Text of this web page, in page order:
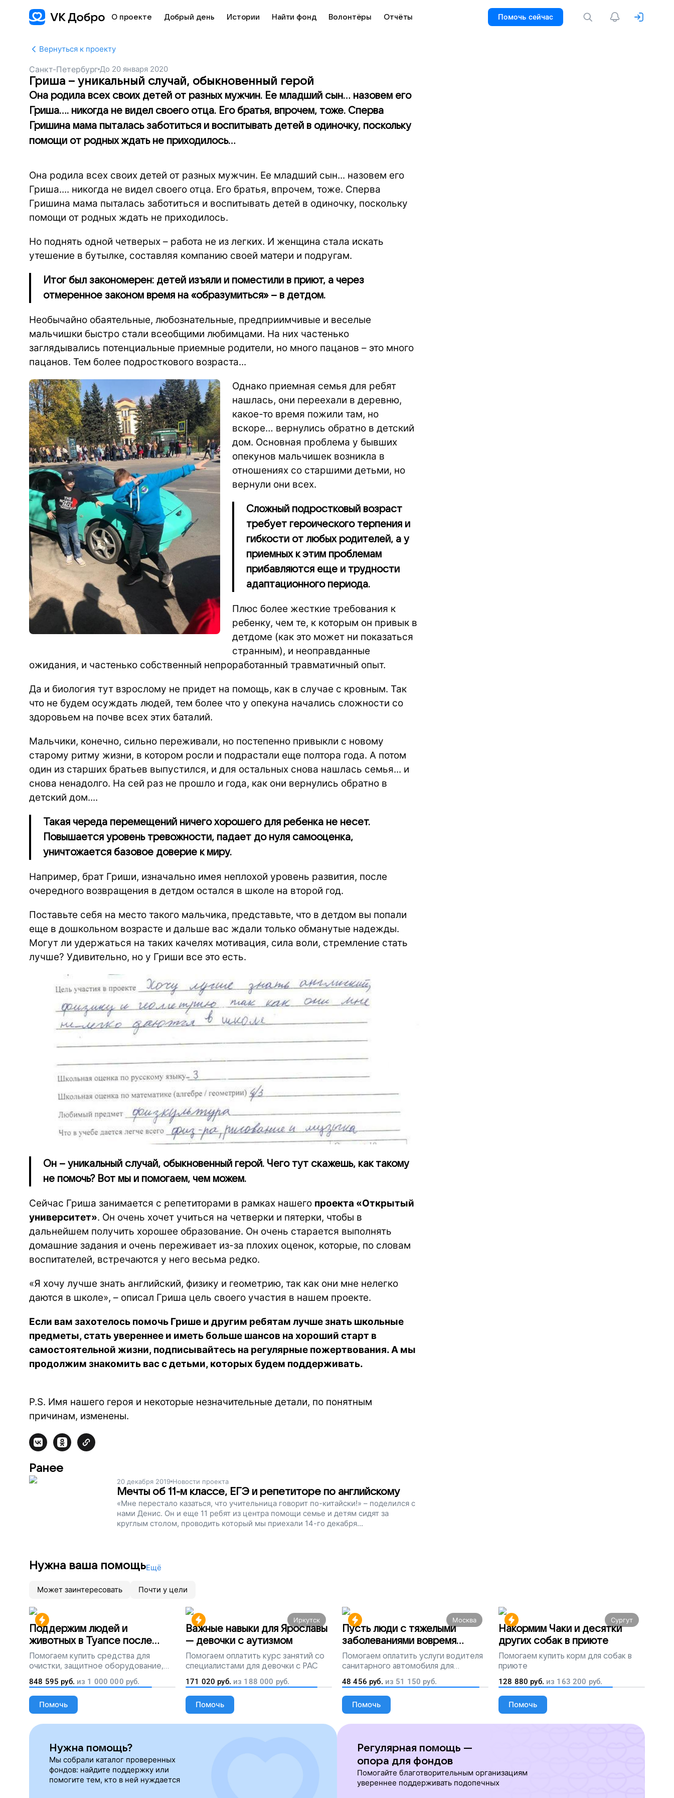
О проекте Добрый день Истории Найти фонд Волонтёры Отчёты Помочь сейчас
Вернуться к проекту
Санкт-Петербург До 20 января 2020
Гриша – уникальный случай, обыкновенный герой
Она родила всех своих детей от разных мужчин. Ее младший сын... назовем его
Гриша.... никогда не видел своего отца. Его братья, впрочем, тоже. Сперва
Гришина мама пыталась заботиться и воспитывать детей в одиночку, поскольку
помощи от родных ждать не приходилось...
Она родила всех своих детей от разных мужчин. Ее младший сын... назовем его
Гриша.... никогда не видел своего отца. Его братья, впрочем, тоже. Сперва
Гришина мама пыталась заботиться и воспитывать детей в одиночку, поскольку
помощи от родных ждать не приходилось.
Но поднять одной четверых – работа не из легких. И женщина стала искать
утешение в бутылке, составляя компанию своей матери и подругам.
Итог был закономерен: детей изъяли и поместили в приют, а через
отмеренное законом время на «образумиться» – в детдом.
Необычайно обаятельные, любознательные, предприимчивые и веселые
мальчишки быстро стали всеобщими любимцами. На них частенько
заглядывались потенциальные приемные родители, но много пацанов – это много
пацанов. Тем более подросткового возраста...
Однако приемная семья для ребят
нашлась, они переехали в деревню,
какое-то время пожили там, но
вскоре… вернулись обратно в детский
дом. Основная проблема у бывших
опекунов мальчишек возникла в
отношениях со старшими детьми, но
вернули они всех.
Сложный подростковый возраст
требует героического терпения и
гибкости от любых родителей, а у
приемных к этим проблемам
прибавляются еще и трудности
адаптационного периода.
Плюс более жесткие требования к
ребенку, чем те, к которым он привык в
детдоме (как это может ни показаться
странным), и неоправданные
ожидания, и частенько собственный непроработанный травматичный опыт.
Да и биология тут взрослому не придет на помощь, как в случае с кровным. Так
что не будем осуждать людей, тем более что у опекуна начались сложности со
здоровьем на почве всех этих баталий.
Мальчики, конечно, сильно переживали, но постепенно привыкли с новому
старому ритму жизни, в котором росли и подрастали еще полтора года. А потом
один из старших братьев выпустился, и для остальных снова нашлась семья... и
снова ненадолго. На сей раз не прошло и года, как они вернулись обратно в
детский дом....
Такая череда перемещений ничего хорошего для ребенка не несет.
Повышается уровень тревожности, падает до нуля самооценка,
уничтожается базовое доверие к миру.
Например, брат Гриши, изначально имея неплохой уровень развития, после
очередного возвращения в детдом остался в школе на второй год.
Поставьте себя на место такого мальчика, представьте, что в детдом вы попали
еще в дошкольном возрасте и дальше вас ждали только обманутые надежды.
Могут ли удержаться на таких качелях мотивация, сила воли, стремление стать
лучше? Удивительно, но у Гриши все это есть.
Он – уникальный случай, обыкновенный герой. Чего тут скажешь, как такому
не помочь? Вот мы и помогаем, чем можем.
Сейчас Гриша занимается с репетиторами в рамках нашего проекта «Открытый
университет». Он очень хочет учиться на четверки и пятерки, чтобы в
дальнейшем получить хорошее образование. Он очень старается выполнять
домашние задания и очень переживает из-за плохих оценок, которые, по словам
воспитателей, встречаются у него весьма редко.
«Я хочу лучше знать английский, физику и геометрию, так как они мне нелегко
даются в школе», – описал Гриша цель своего участия в нашем проекте.
Если вам захотелось помочь Грише и другим ребятам лучше знать школьные
предметы, стать увереннее и иметь больше шансов на хороший старт в
самостоятельной жизни, подписывайтесь на регулярные пожертвования. А мы
продолжим знакомить вас с детьми, которых будем поддерживать.
P.S. Имя нашего героя и некоторые незначительные детали, по понятным
причинам, изменены.
Ранее
20 декабря 2019 Новости проекта
Мечты об 11-м классе, ЕГЭ и репетиторе по английскому
«Мне перестало казаться, что учительница говорит по-китайски!» – поделился с
нами Денис. Он и еще 11 ребят из центра помощи семье и детям сидят за
круглым столом, проводить который мы приехали 14-го декабря...
Нужна ваша помощьЕщё
Может заинтересовать Почти у цели
Поддержим людей и
животных в Туапсе после
разлива мазута
Помогаем купить средства для
очистки, защитное оборудование,
лекарства, корм и предметы первой
необходимости
848 595 руб. из 1 000 000 руб.
Помочь
Иркутск
Важные навыки для Ярославы
— девочки с аутизмом
Помогаем оплатить курс занятий со
специалистами для девочки с РАС
171 020 руб. из 188 000 руб.
Помочь
Москва
Пусть люди с тяжелыми
заболеваниями вовремя
попадут на лечение
Помогаем оплатить услуги водителя
санитарного автомобиля для
перевозки тяжелобольных людей
48 456 руб. из 51 150 руб.
Помочь
Сургут
Накормим Чаки и десятки
других собак в приюте
Помогаем купить корм для собак в
приюте
128 880 руб. из 163 200 руб.
Помочь
Нужна помощь?
Мы собрали каталог проверенных
фондов: найдите поддержку или
помогите тем, кто в ней нуждается
Регулярная помощь —
опора для фондов
Помогайте благотворительным организациям
увереннее поддерживать подопечных